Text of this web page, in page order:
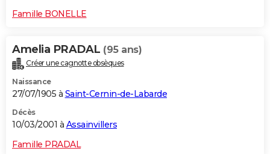
Famille BONELLE
Amelia PRADAL (95 ans)
Créer une cagnotte obsèques
Naissance
27/07/1905 à Saint-Cernin-de-Labarde
Décès
10/03/2001 à Assainvillers
Famille PRADAL